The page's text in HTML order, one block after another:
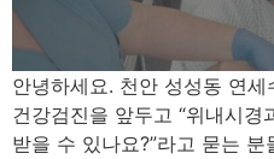
안녕하세요. 천안 성성동 연세
건강검진을 앞두고 “위내시
받을 수 있나요?”라고 묻는